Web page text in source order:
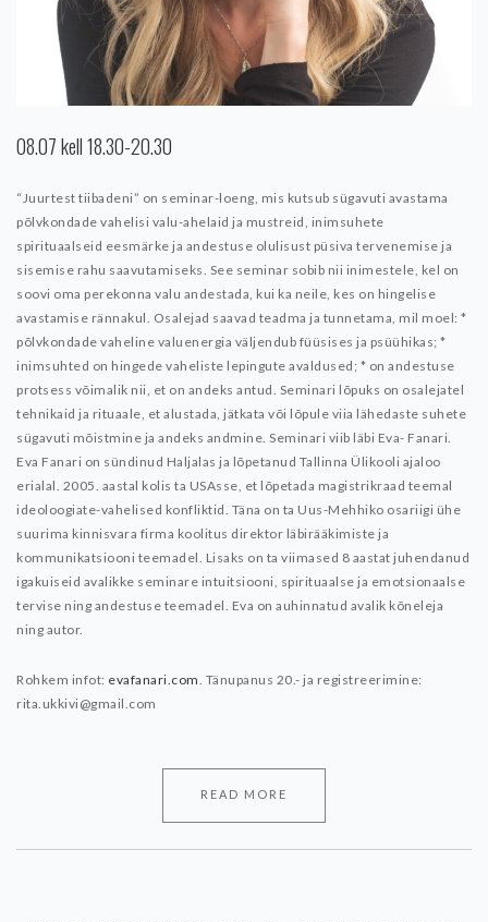
08.07 kell 18.30-20.30
“Juurtest tiibadeni” on seminar-loeng, mis kutsub sügavuti avastama
põlvkondade vahelisi valu-ahelaid ja mustreid, inimsuhete
spirituaalseid eesmärke ja andestuse olulisust püsiva tervenemise ja
sisemise rahu saavutamiseks. See seminar sobib nii inimestele, kel on
soovi oma perekonna valu andestada, kui ka neile, kes on hingelise
avastamise rännakul. Osalejad saavad teadma ja tunnetama, mil moel: *
põlvkondade vaheline valuenergia väljendub füüsises ja psüühikas; *
inimsuhted on hingede vaheliste lepingute avaldused; * on andestuse
protsess võimalik nii, et on andeks antud. Seminari lõpuks on osalejatel
tehnikaid ja rituaale, et alustada, jätkata või lõpule viia lähedaste suhete
sügavuti mõistmine ja andeks andmine. Seminari viib läbi Eva- Fanari.
Eva Fanari on sündinud Haljalas ja lõpetanud Tallinna Ülikooli ajaloo
erialal. 2005. aastal kolis ta USAsse, et lõpetada magistrikraad teemal
ideoloogiate-vahelised konfliktid. Täna on ta Uus-Mehhiko osariigi ühe
suurima kinnisvara firma koolitus direktor läbirääkimiste ja
kommunikatsiooni teemadel. Lisaks on ta viimased 8 aastat juhendanud
igakuiseid avalikke seminare intuitsiooni, spirituaalse ja emotsionaalse
tervise ning andestuse teemadel. Eva on auhinnatud avalik kõneleja
ning autor.
Rohkem infot: evafanari.com Tänupanus 20.- ja registreerimine:
rita.ukkivi@gmail.com
READ MORE